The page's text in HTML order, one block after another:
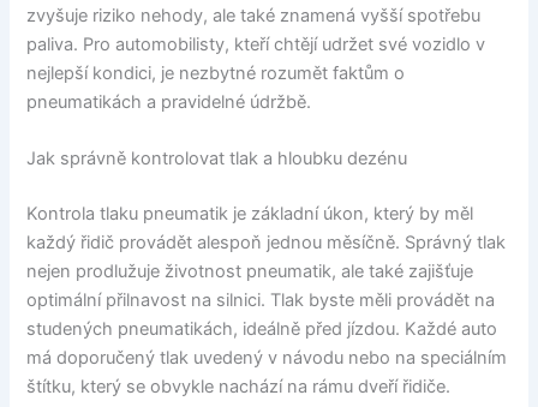
zvyšuje riziko nehody, ale také znamená vyšší spotřebu
paliva. Pro automobilisty, kteří chtějí udržet své vozidlo v
nejlepší kondici, je nezbytné rozumět faktům o
pneumatikách a pravidelné údržbě.
Jak správně kontrolovat tlak a hloubku dezénu
Kontrola tlaku pneumatik je základní úkon, který by měl
každý řidič provádět alespoň jednou měsíčně. Správný tlak
nejen prodlužuje životnost pneumatik, ale také zajišťuje
optimální přilnavost na silnici. Tlak byste měli provádět na
studených pneumatikách, ideálně před jízdou. Každé auto
má doporučený tlak uvedený v návodu nebo na speciálním
štítku, který se obvykle nachází na rámu dveří řidiče.